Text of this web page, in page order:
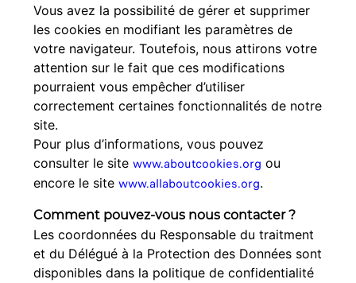
Vous avez la possibilité de gérer et supprimer
les cookies en modifiant les paramètres de
votre navigateur. Toutefois, nous attirons votre
attention sur le fait que ces modifications
pourraient vous empêcher d’utiliser
correctement certaines fonctionnalités de notre
site.
Pour plus d’informations, vous pouvez
consulter le site www.aboutcookies.org ou
encore le site www.allaboutcookies.org.
Comment pouvez-vous nous contacter ?
Les coordonnées du Responsable du traitment
et du Délégué à la Protection des Données sont
disponibles dans la politique de confidentialité